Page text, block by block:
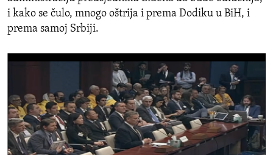
i kako se čulo, mnogo oštrija i prema Dodiku u BiH, i
prema samoj Srbiji.